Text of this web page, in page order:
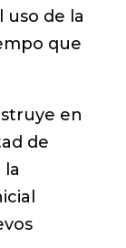
de la
que
en
de